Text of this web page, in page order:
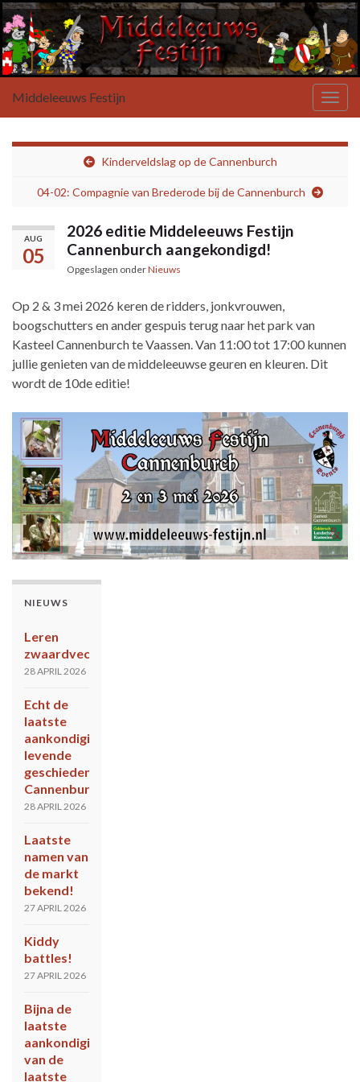
Middeleeuws Festijn
Kinderveldslag op de Cannenburch
04-02: Compagnie van Brederode bij de Cannenburch
AUG
05
2026 editie Middeleeuws Festijn
Cannenburch aangekondigd!
Opgeslagen onderNieuws
Op 2 & 3 mei 2026 keren de ridders, jonkvrouwen,
boogschutters en ander gespuis terug naar het park van
Kasteel Cannenburch te Vaassen. Van 11:00 tot 17:00 kunnen
jullie genieten van de middeleeuwse geuren en kleuren. Dit
wordt de 10de editie!
NIEUWS
Leren
zwaardvechten?
28 APRIL 2026
Echt de
laatste
aankondiging
levende
geschiedenis
Cannenburch
28 APRIL 2026
Laatste
namen van
de markt
bekend!
27 APRIL 2026
Kiddy
battles!
27 APRIL 2026
Bijna de
laatste
aankondiging
van de
laatste